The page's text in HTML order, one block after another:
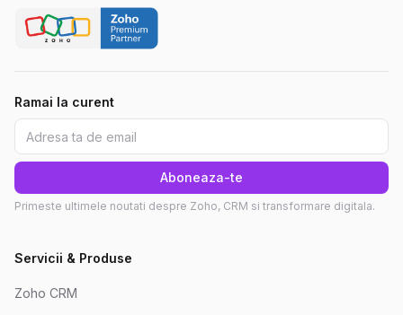
Ramai la curent
Aboneaza-te
Primeste ultimele noutati despre Zoho, CRM si transformare digitala.
Servicii & Produse
Zoho CRM